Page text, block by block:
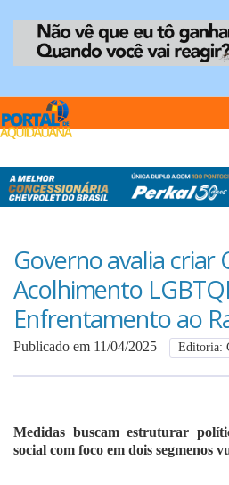
Home
Anuncie
Anuncie
Governo avalia criar
Acolhimento
Enfrentamento ao
Publicado em 11/04/2025 Editoria:
Medidas buscam estruturar
social com foco em dois segmenos